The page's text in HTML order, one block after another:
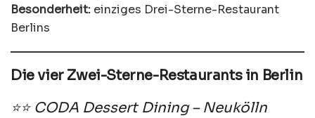
Besonderheit: einziges Drei-Sterne-Restaurant
Berlins
Die vier Zwei-Sterne-Restaurants in Berlin
⭐⭐ CODA Dessert Dining – Neukölln